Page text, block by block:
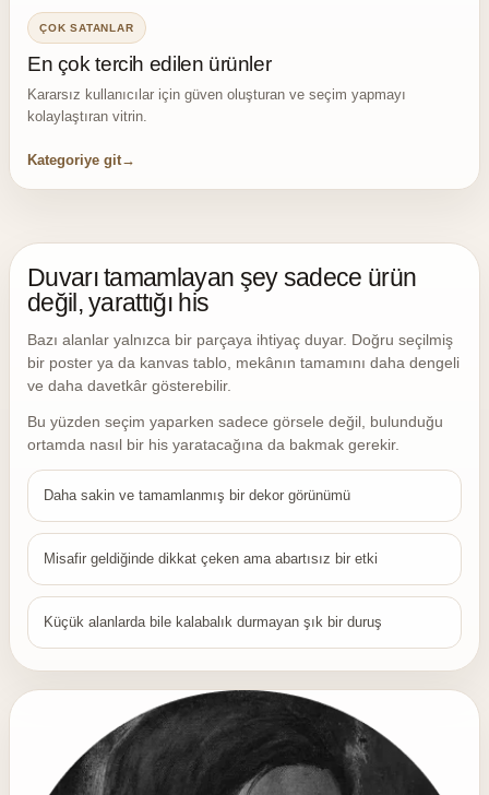
ÇOK SATANLAR
En çok tercih edilen ürünler
Kararsız kullanıcılar için güven oluşturan ve seçim yapmayı
kolaylaştıran vitrin.
Kategoriye git
Duvarı tamamlayan şey sadece ürün
değil, yarattığı his
Bazı alanlar yalnızca bir parçaya ihtiyaç duyar. Doğru seçilmiş
bir poster ya da kanvas tablo, mekânın tamamını daha dengeli
ve daha davetkâr gösterebilir.
Bu yüzden seçim yaparken sadece görsele değil, bulunduğu
ortamda nasıl bir his yaratacağına da bakmak gerekir.
Daha sakin ve tamamlanmış bir dekor görünümü
Misafir geldiğinde dikkat çeken ama abartısız bir etki
Küçük alanlarda bile kalabalık durmayan şık bir duruş